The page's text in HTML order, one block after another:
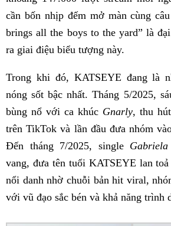
cần bốn nhịp đếm mở màn cùng
brings all the boys to the yard” là
ra giai điệu biểu tượng này.
Trong khi đó, KATSEYE đang là
nóng sốt bậc nhất. Tháng 5/2025,
bùng nổ với ca khúc Gnarly, thu
trên TikTok và lần đầu đưa nhóm
Đến tháng 7/2025, single Gabriela
vang, đưa tên tuổi KATSEYE lan
nổi danh nhờ chuỗi bản hit viral,
với vũ đạo sắc bén và khả năng trình